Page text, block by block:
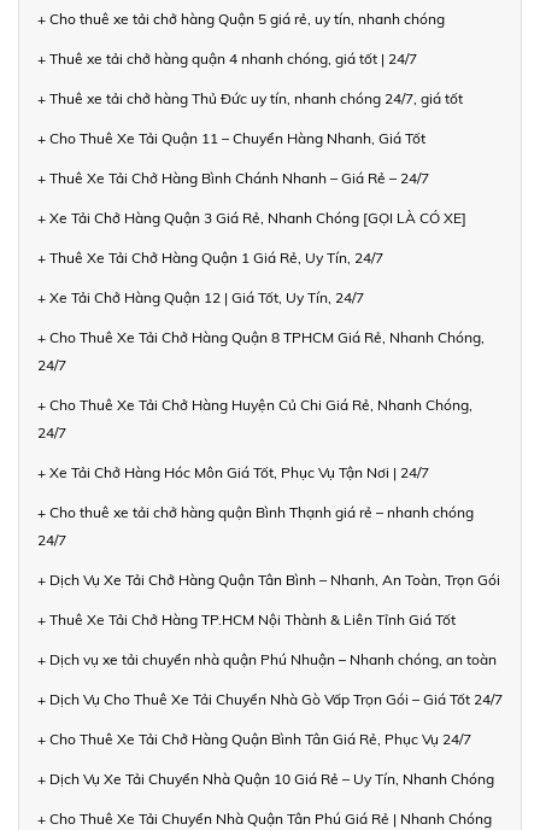
+ Cho thuê xe tải chở hàng Quận 5 giá rẻ, uy tín, nhanh chóng
+ Thuê xe tải chở hàng quận 4 nhanh chóng, giá tốt | 24/7
+ Thuê xe tải chở hàng Thủ Đức uy tín, nhanh chóng 24/7, giá tốt
+ Cho Thuê Xe Tải Quận 11 – Chuyển Hàng Nhanh, Giá Tốt
+ Thuê Xe Tải Chở Hàng Bình Chánh Nhanh – Giá Rẻ – 24/7
+ Xe Tải Chở Hàng Quận 3 Giá Rẻ, Nhanh Chóng [GỌI LÀ CÓ XE]
+ Thuê Xe Tải Chở Hàng Quận 1 Giá Rẻ, Uy Tín, 24/7
+ Xe Tải Chở Hàng Quận 12 | Giá Tốt, Uy Tín, 24/7
+ Cho Thuê Xe Tải Chở Hàng Quận 8 TPHCM Giá Rẻ, Nhanh Chóng,
24/7
+ Cho Thuê Xe Tải Chở Hàng Huyện Củ Chi Giá Rẻ, Nhanh Chóng,
24/7
+ Xe Tải Chở Hàng Hóc Môn Giá Tốt, Phục Vụ Tận Nơi | 24/7
+ Cho thuê xe tải chở hàng quận Bình Thạnh giá rẻ – nhanh chóng
24/7
+ Dịch Vụ Xe Tải Chở Hàng Quận Tân Bình – Nhanh, An Toàn, Trọn Gói
+ Thuê Xe Tải Chở Hàng TP.HCM Nội Thành & Liên Tỉnh Giá Tốt
+ Dịch vụ xe tải chuyển nhà quận Phú Nhuận – Nhanh chóng, an toàn
+ Dịch Vụ Cho Thuê Xe Tải Chuyển Nhà Gò Vấp Trọn Gói – Giá Tốt 24/7
+ Cho Thuê Xe Tải Chở Hàng Quận Bình Tân Giá Rẻ, Phục Vụ 24/7
+ Dịch Vụ Xe Tải Chuyển Nhà Quận 10 Giá Rẻ – Uy Tín, Nhanh Chóng
+ Cho Thuê Xe Tải Chuyển Nhà Quận Tân Phú Giá Rẻ | Nhanh Chóng